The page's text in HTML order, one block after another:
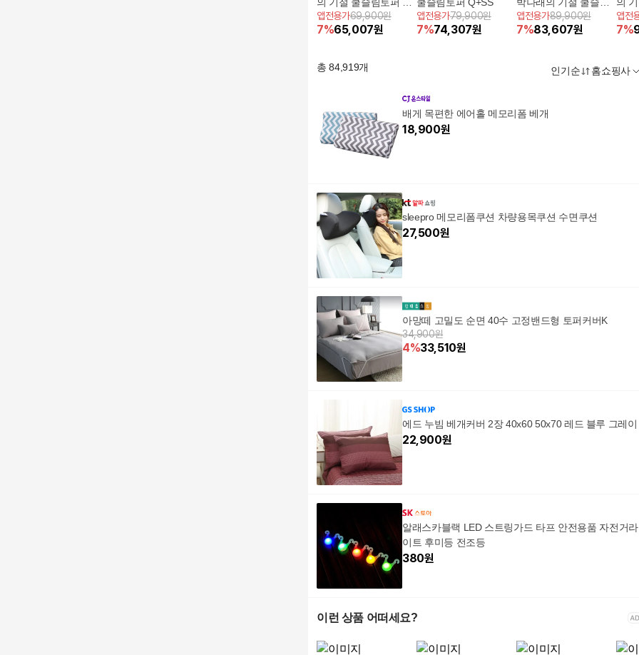
+SS
앱전용가69,900원
7%65,007원
앱전용가79,900원
7%74,307원
토퍼 SS+SS+필로우2
앱전용가89,900원
7%83,607원
SS+
앱전
7%
총84,919개 인기순 홈쇼핑사
배게 목편한 에어홀 메모리폼 베개
18,900원
sleepro 메모리폼쿠션 차량용목쿠션 수면쿠션
27,500원
아망떼 고밀도 순면 40수 고정밴드형 토퍼커버K
34,900원
4%33,510원
에드 누빔 베개커버 2장 40x60 50x70 레드 블루 그레이
22,900원
알래스카블랙 LED 스트링가드 타프 안전용품 자전거라
이트 후미등 전조등
380원
이런 상품 어떠세요?